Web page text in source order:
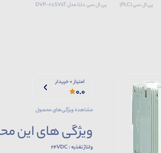
پی ال سی (PLC) پی ال سی دلتا مدل DVP-28SV11T
امتیاز 0 خریدار
0.0
مشاهده ویژگی‌های محصول
ویژگی های این
ولتاژ تغذیه : 24VDC